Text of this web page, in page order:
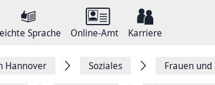
Sprache Online-Amt Karriere
Hannover Soziales Frauen